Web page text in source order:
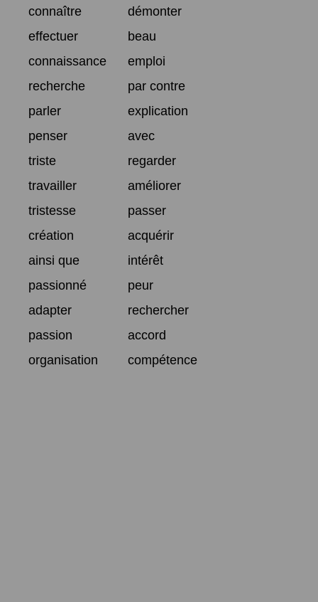
connaître
démonter
effectuer
beau
connaissance
emploi
recherche
par contre
parler
explication
penser
avec
triste
regarder
travailler
améliorer
tristesse
passer
création
acquérir
ainsi que
intérêt
passionné
peur
adapter
rechercher
passion
accord
organisation
compétence